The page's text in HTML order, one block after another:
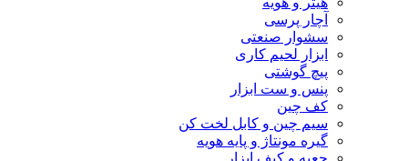
آچار پرسی
سشوار صنعتی
ابزار لحیم کاری
پیچ گوشتی
پنس و ست ابزار
کف چین
سیم چین و کابل لخت کن
گیره مونتاژ و پایه هویه
جعبه و کیف ابزار